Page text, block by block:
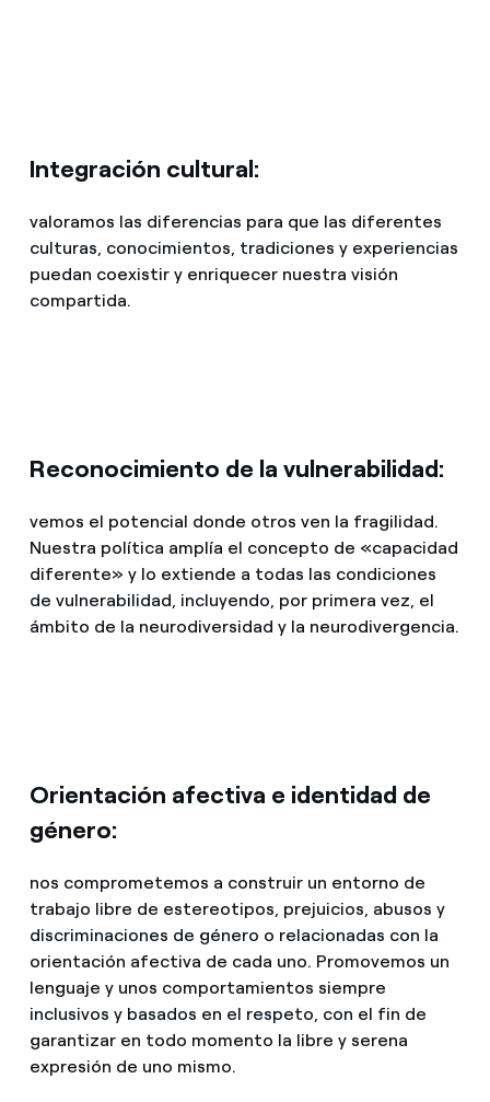
Integración cultural:
valoramos las diferencias para que las diferentes
culturas, conocimientos, tradiciones y experiencias
puedan coexistir y enriquecer nuestra visión
compartida.
Reconocimiento de la vulnerabilidad:
vemos el potencial donde otros ven la fragilidad.
Nuestra política amplía el concepto de «capacidad
diferente» y lo extiende a todas las condiciones
de vulnerabilidad, incluyendo, por primera vez, el
ámbito de la neurodiversidad y la neurodivergencia.
Orientación afectiva e identidad de
género:
nos comprometemos a construir un entorno de
trabajo libre de estereotipos, prejuicios, abusos y
discriminaciones de género o relacionadas con la
orientación afectiva de cada uno. Promovemos un
lenguaje y unos comportamientos siempre
inclusivos y basados en el respeto, con el fin de
garantizar en todo momento la libre y serena
expresión de uno mismo.